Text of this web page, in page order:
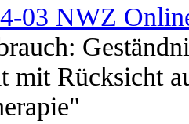
03 NWZ
mit Rücksicht